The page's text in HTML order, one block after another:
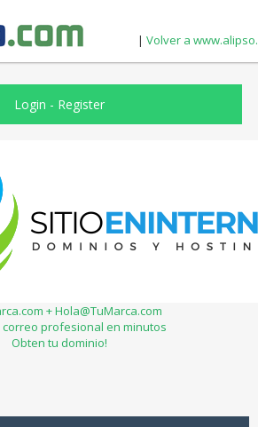
| Volver a
Login - Register
+ Hola@TuMarca.com
correo profesional en minutos
Obten tu dominio!